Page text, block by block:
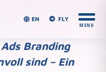
EN FLY
Branding
sind – Ein